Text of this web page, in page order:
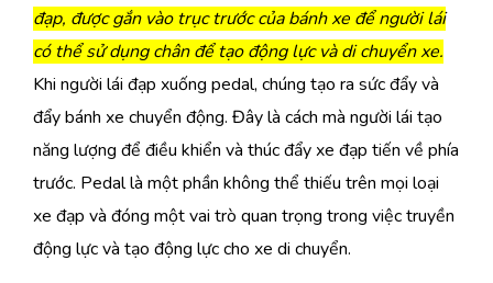
đạp, được gắn vào trục trước của bánh xe để người lái
có thể sử dụng chân để tạo động lực và di chuyển xe.
Khi người lái đạp xuống pedal, chúng tạo ra sức đẩy và
đẩy bánh xe chuyển động. Đây là cách mà người lái tạo
năng lượng để điều khiển và thúc đẩy xe đạp tiến về phía
trước. Pedal là một phần không thể thiếu trên mọi loại
xe đạp và đóng một vai trò quan trọng trong việc truyền
động lực và tạo động lực cho xe di chuyển.